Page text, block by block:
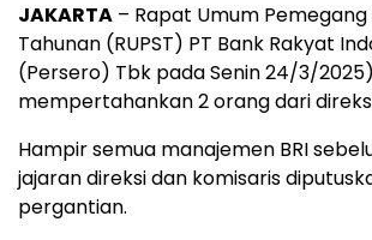
JAKARTA – Rapat Umum
Tahunan (RUPST) PT Bank Rakyat
(Persero) Tbk pada Senin 24/3/
mempertahankan 2 orang dari
Hampir semua manajemen BRI
jajaran direksi dan komisaris
pergantian.